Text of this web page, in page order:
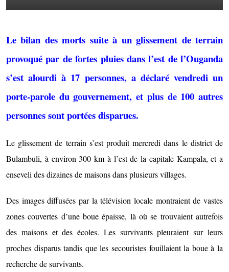
Le bilan des morts suite à un glissement de terrain
provoqué par de fortes pluies dans l’est de l’Ouganda
s’est alourdi à 17 personnes, a déclaré vendredi un
porte-parole du gouvernement, et plus de 100 autres
personnes sont portées disparues.
Le glissement de terrain s’est produit mercredi dans le district de
Bulambuli, à environ 300 km à l’est de la capitale Kampala, et a
enseveli des dizaines de maisons dans plusieurs villages.
Des images diffusées par la télévision locale montraient de vastes
zones couvertes d’une boue épaisse, là où se trouvaient autrefois
des maisons et des écoles. Les survivants pleuraient sur leurs
proches disparus tandis que les secouristes fouillaient la boue à la
recherche de survivants.